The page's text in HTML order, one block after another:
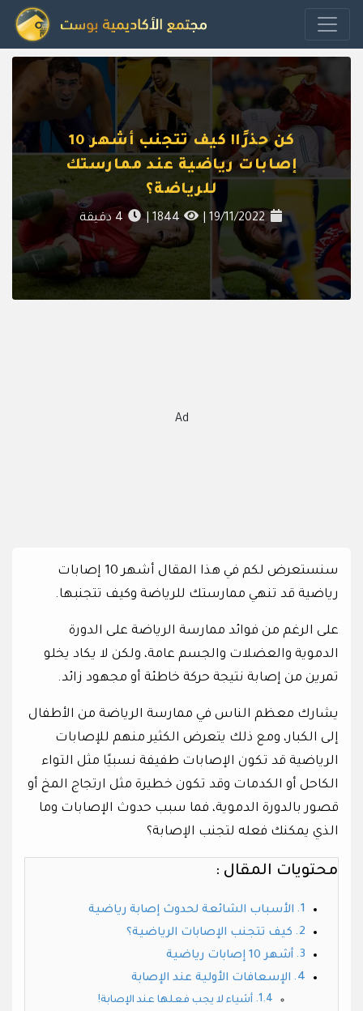
كن حذرًا! كيف تتجنب أشهر 10
إصابات رياضية عند ممارستك
للرياضة؟
19/11/2022
|
1844
|
4 دقيقة
Ad
سنستعرض لكم في هذا المقال أشهر 10 إصابات
رياضية قد تنهي ممارستك للرياضة وكيف تتجنبها.
على الرغم من فوائد ممارسة الرياضة على الدورة
الدموية والعضلات والجسم عامة، ولكن لا يكاد يخلو
تمرين من إصابة نتيجة حركة خاطئة أو مجهود زائد.
يشارك معظم الناس في ممارسة الرياضة من الأطفال
إلى الكبار، ومع ذلك يتعرض الكثير منهم للإصابات
الرياضية قد تكون الإصابات طفيفة نسبيًا مثل التواء
الكاحل أو الكدمات وقد تكون خطيرة مثل ارتجاج المخ أو
قصور بالدورة الدموية، فما سبب حدوث الإصابات وما
الذي يمكنك فعله لتجنب الإصابة؟
محتويات المقال :
الأسباب الشائعة لحدوث إصابة رياضية
كيف تتجنب الإصابات الرياضية؟
أشهر 10 إصابات رياضية
الإسعافات الأولية عند الإصابة
أشياء لا يجب فعلها عند الإصابة!